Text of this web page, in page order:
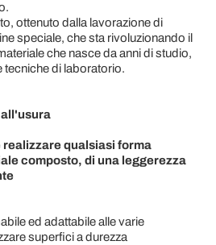
ottenuto dalla lavorazione di
speciale, che sta rivoluzionando il
che nasce da anni di studio,
tecniche di laboratorio.
qualsiasi forma
composto, di una leggerezza
ed adattabile alle varie
superfici a durezza